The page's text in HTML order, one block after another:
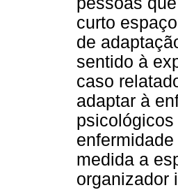
curto
de
sentido à
caso
adaptar à
medida a
organizador